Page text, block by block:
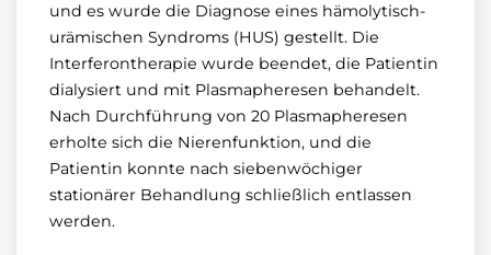
und es wurde die Diagnose eines hämolytisch-
urämischen Syndroms (HUS) gestellt. Die
Interferontherapie wurde beendet, die Patientin
dialysiert und mit Plasmapheresen behandelt.
Nach Durchführung von 20 Plasmapheresen
erholte sich die Nierenfunktion, und die
Patientin konnte nach siebenwöchiger
stationärer Behandlung schließlich entlassen
werden.